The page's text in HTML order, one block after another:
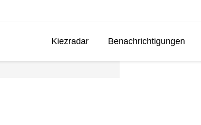
Kiezradar Benachrichtigungen